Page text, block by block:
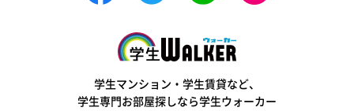
学生マンション・学生賃貸など、
学生専門お部屋探しなら学生ウォーカー